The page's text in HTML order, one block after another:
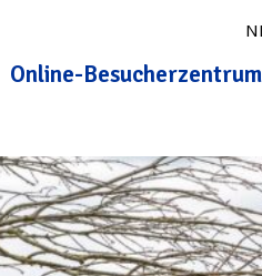
Online-Besucherzentrum